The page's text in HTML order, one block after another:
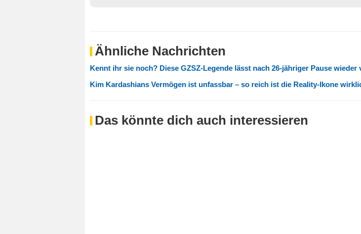
Ähnliche Nachrichten
Kennt ihr sie noch? Diese GZSZ-Legende lässt nach 26-jähriger Pause wieder
Kim Kardashians Vermögen ist unfassbar – so reich ist die Reality-Ikone
Das könnte dich auch interessieren